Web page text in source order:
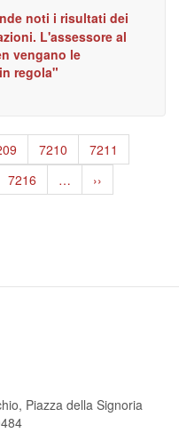
noti i risultati dei
L'assessore al
vengano le
regola"
Page
7210 Page
7211
Page
7216 …
Pagina
successiva
››
Piazza della Signoria